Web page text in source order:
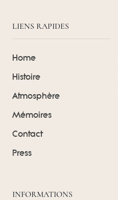
LIENS RAPIDES
Home
Histoire
Atmosphère
Mémoires
Contact
Press
INFORMATIONS